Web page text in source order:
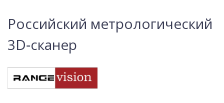
Российский метрологический
3D‑сканер